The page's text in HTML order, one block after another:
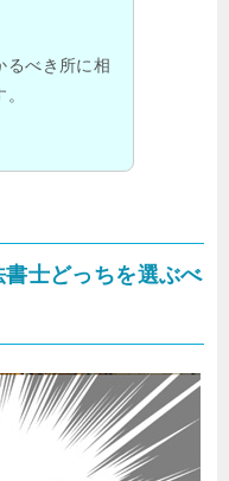
るべき所に相
士どっちを選ぶべ